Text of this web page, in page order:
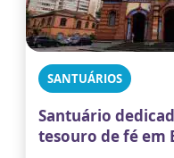
SANTUÁRIOS
Santuário
tesouro de fé em